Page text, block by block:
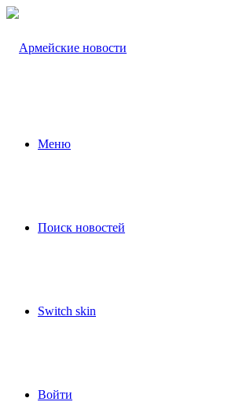
Меню
Поиск новостей
Switch skin
Войти